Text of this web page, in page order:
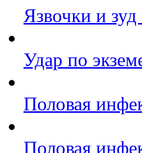
Язвочки и
Удар по
Половая
Половая